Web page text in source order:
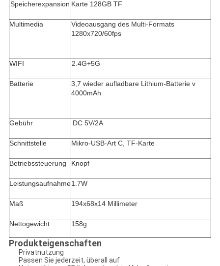
Speicherexpansion Karte 128GB TF
Multimedia
Videoausgang des Multi-Formats
1280x720/60fps
WIFI 2.4G+5G
Batterie
3,7 wieder aufladbare Lithium-Batterie v
4000mAh
Gebühr DC 5V/2A
Schnittstelle Mikro-USB-Art C, TF-Karte
Betriebssteuerung Knopf
Leistungsaufnahme1.7W
Maß 194x68x14 Millimeter
Nettogewicht 158g
Produkteigenschaften
Privatnutzung
Passen Sie jederzeit, überall auf